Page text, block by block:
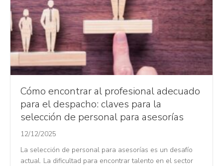
Cómo encontrar al profesional adecuado
para el despacho: claves para la
selección de personal para asesorías
12/12/2025
La selección de personal para asesorías es un desafío
actual. La dificultad para encontrar talento en el sector